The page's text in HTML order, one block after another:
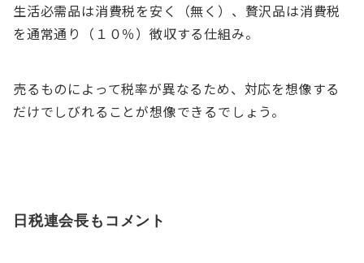
生活必需品は消費税を安く（無く）、贅沢品は消費税
を通常通り（１０％）徴収する仕組み。
売るものによって税率が異なるため、対応を想像する
だけでしびれることが想像できるでしょう。
日税連会長もコメント